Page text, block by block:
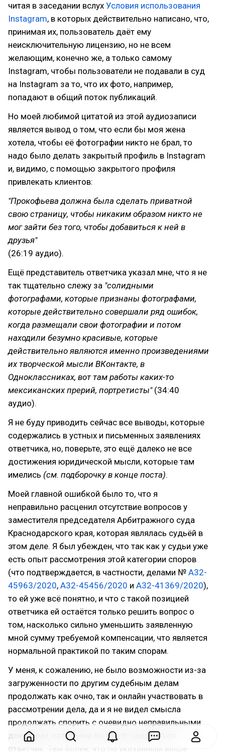
читая в заседании вслух Условия использования
Instagram, в которых действительно написано, что,
принимая их, пользователь даёт ему
неисключительную лицензию, но не всем
желающим, конечно же, а только самому
Instagram, чтобы пользователи не подавали в суд
на Instagram за то, что их фото, например,
попадают в общий поток публикаций.
Но моей любимой цитатой из этой аудиозаписи
является вывод о том, что если бы моя жена
хотела, чтобы её фотографии никто не брал, то
надо было делать закрытый профиль в Instagram
и, видимо, с помощью закрытого профиля
привлекать клиентов:
"Прокофьева должна была сделать приватной
свою страницу, чтобы никаким образом никто не
мог зайти без того, чтобы добавиться к ней в
друзья"
(26:19 аудио).
Ещё представитель ответчика указал мне, что я не
так тщательно слежу за "солидными
фотографами, которые признаны фотографами,
которые действительно совершали ряд ошибок,
когда размещали свои фотографии и потом
находили безумно красивые, которые
действительно являются именно произведениями
их творческой мысли ВКонтакте, в
Одноклассниках, вот там работы каких-то
мексиканских прерий, портретисты"(34:40
аудио).
Я не буду приводить сейчас все выводы, которые
содержались в устных и письменных заявлениях
ответчика, но, поверьте, это ещё далеко не все
достижения юридической мысли, которые там
имелись (см. подборочку в конце поста).
Моей главной ошибкой было то, что я
неправильно расценил отсутствие вопросов у
заместителя председателя Арбитражного суда
Краснодарского края, которая являлась судьёй в
этом деле. Я был убежден, что так как у судьи уже
есть опыт рассмотрения этой категории споров
(что подтверждается, в частности, делами № А32-
45963/2020, А32-45456/2020 и А32-41369/2020),
то ей уже всё понятно, и что с такой позицией
ответчика ей остаётся только решить вопрос о
том, насколько сильно уменьшить заявленную
мной сумму требуемой компенсации, что является
нормальной практикой по таким спорам.
У меня, к сожалению, не было возможности из-за
загруженности по другим судебным делам
продолжать как очно, так и онлайн участвовать в
рассмотрении дела, да и я не видел смысла
продолжать спорить с очевидно неправильными
доводами, которыми пытался защититься
ответчик. Тем более, что по указанным выше